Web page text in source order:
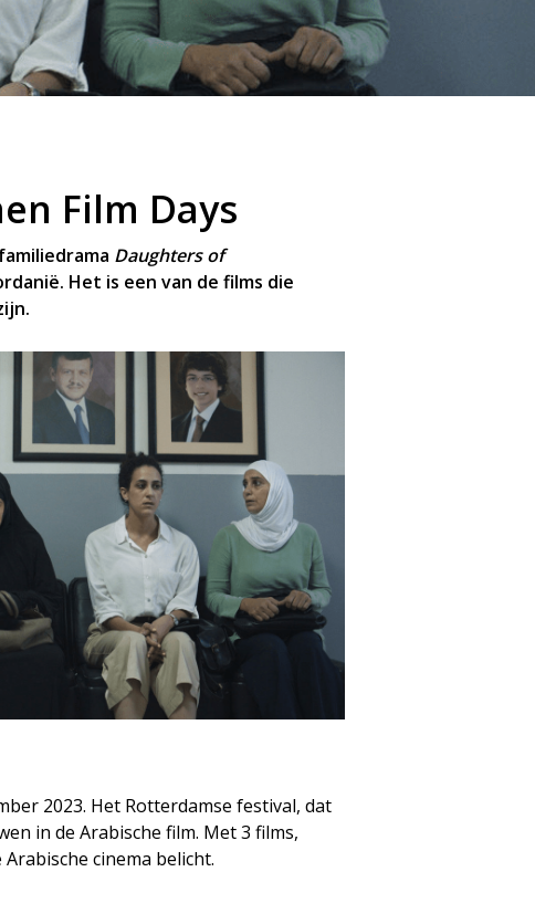
Film Days
Daughters of
Het is een van de films die
2023. Het Rotterdamse festival, dat
in de Arabische film. Met 3 films,
cinema belicht.